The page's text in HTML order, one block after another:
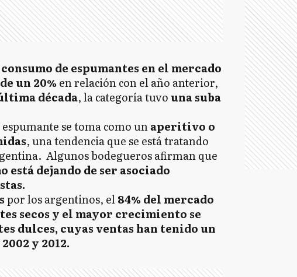
consumo de espumantes en el mercado
un 20%en relación con el año anterior,
década, la categoría tuvouna suba
espumante se toma como unaperitivo o
, una tendencia que se está tratando
Algunos bodegueros afirman que
está dejando de ser asociado
por los argentinos, el84% del mercado
secos y el mayor crecimiento se
dulces, cuyas ventas han tenido un
y 2012.